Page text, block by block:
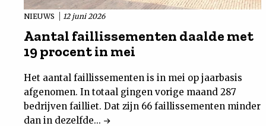
NIEUWS 12 juni 2026
Aantal faillissementen daalde met
19 procent in mei
Het aantal faillissementen is in mei op jaarbasis
afgenomen. In totaal gingen vorige maand 287
bedrijven failliet. Dat zijn 66 faillissementen minder
dan in dezelfde...